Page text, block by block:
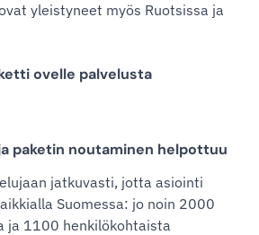
yleistyneet myös Ruotsissa ja
ovelle palvelusta
paketin noutaminen helpottuu
jatkuvasti, jotta asiointi
Suomessa: jo noin 2000
ja 1100 henkilökohtaista